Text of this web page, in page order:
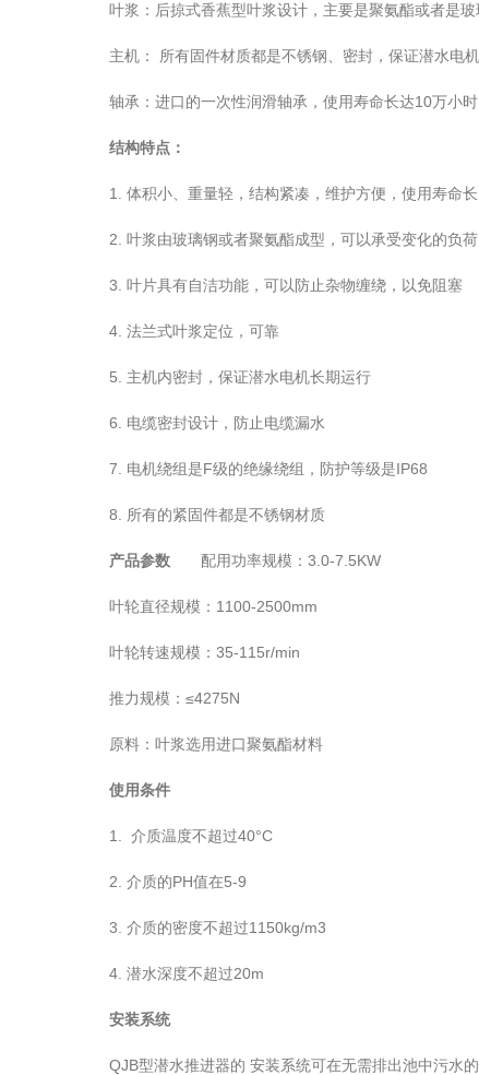
叶浆：后掠式香蕉型叶浆设计，主要是聚氨酯或者是玻
主机： 所有固件材质都是不锈钢、密封，保证潜水电
轴承：进口的一次性润滑轴承，使用寿命长达10万小时
结构特点：
1. 体积小、重量轻，结构紧凑，维护方便，使用寿命长
2. 叶浆由玻璃钢或者聚氨酯成型，可以承受变化的负荷
3. 叶片具有自洁功能，可以防止杂物缠绕，以免阻塞
4. 法兰式叶浆定位，可靠
5. 主机内密封，保证潜水电机长期运行
6. 电缆密封设计，防止电缆漏水
7. 电机绕组是F级的绝缘绕组，防护等级是IP68
8. 所有的紧固件都是不锈钢材质
产品参数 配用功率规模：3.0-7.5KW
叶轮直径规模：1100-2500mm
叶轮转速规模：35-115r/min
推力规模：≤4275N
原料：叶浆选用进口聚氨酯材料
使用条件
1. 介质温度不超过40°C
2. 介质的PH值在5-9
3. 介质的密度不超过1150kg/m3
4. 潜水深度不超过20m
安装系统
QJB型潜水推进器的 安装系统可在无需排出池中污水